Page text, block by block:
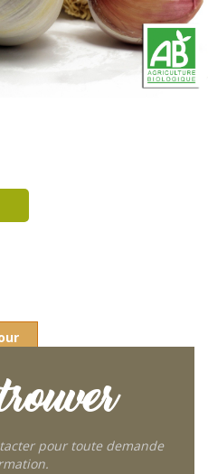
pour toute demande